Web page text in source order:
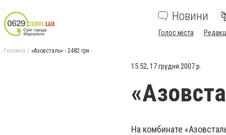
Новини
Голос міста
Головна «Азовсталь» - 2482 грн.
15:52, 17 грудня 2007 р.
На комбинате